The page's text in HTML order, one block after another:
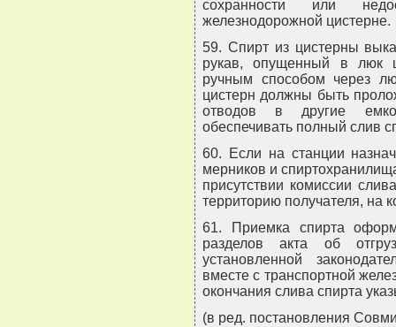
сохранности или
железнодорожной цистерне.
59. Спирт из цистерны
рукав, опущенный в люк
ручным способом через
цистерн должны быть
отводов в другие
обеспечивать полный слив
60. Если на станции
мерников и
присутствии комиссии
территорию получателя, на
61. Приемка спирта
разделов акта об
установленной
вместе с транспортной
окончания слива спирта
(в ред. постановления